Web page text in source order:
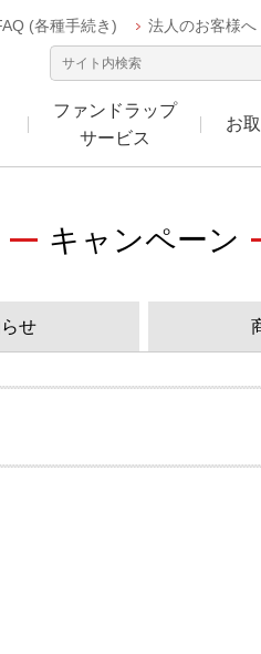
(各種手続き) 法人のお客様へ
丸三証券について
商品案内
ファンドラップ
サービス
お
お取引について
キャンペーン
せ